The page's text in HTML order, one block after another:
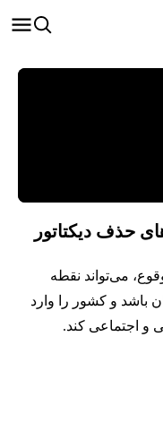
حذف دیکتاتور
می‌تواند نقطه
باشد و کشور را وارد
و اجتماعی کند.